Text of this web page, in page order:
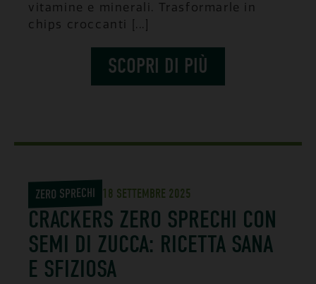
vitamine e minerali. Trasformarle in
chips croccanti [...]
SCOPRI DI PIÙ
ZERO SPRECHI 18 SETTEMBRE 2025
CRACKERS ZERO SPRECHI CON
SEMI DI ZUCCA: RICETTA SANA
E SFIZIOSA